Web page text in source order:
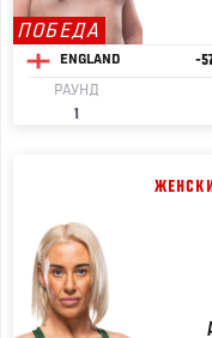
ПОБЕДА
ENGLAND -
РАУНД
1